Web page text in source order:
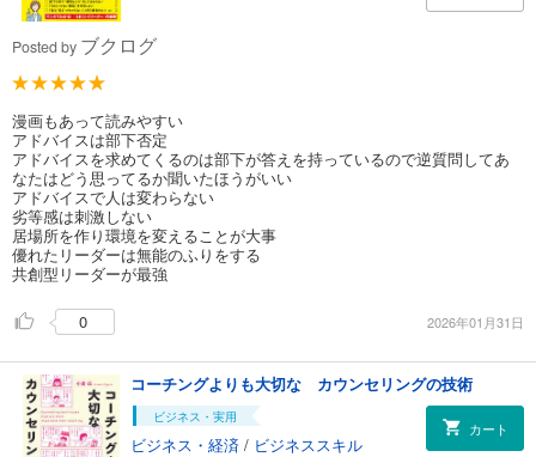
Posted by ブクログ
漫画もあって読みやすい
アドバイスは部下否定
アドバイスを求めてくるのは部下が答えを持っているので逆質問してあ
なたはどう思ってるか聞いたほうがいい
アドバイスで人は変わらない
劣等感は刺激しない
居場所を作り環境を変えることが大事
優れたリーダーは無能のふりをする
共創型リーダーが最強
0 2026年01月31日
コーチングよりも大切な カウンセリングの技術
ビジネス・実用
ビジネス・経済 / ビジネススキル
カート